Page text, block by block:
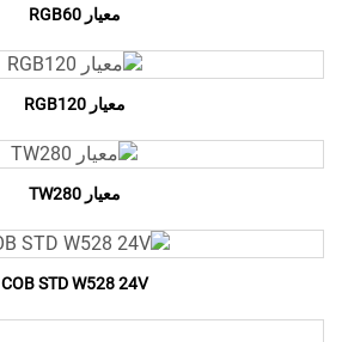
معيار RGB60
معيار RGB120
معيار TW280
COB STD W528 24V